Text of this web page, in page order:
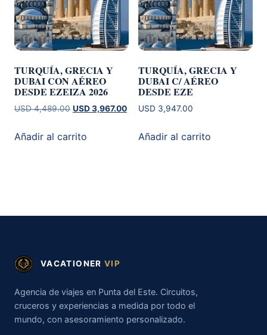
TURQUÍA, GRECIA Y
DUBAI CON AÉREO
DESDE EZEIZA 2026
USD4,489.00 El
original
USD3,967.00El
actual
Añadir al carrito
TURQUÍA, GRECIA Y
DUBAI C/ AÉREO
DESDE EZE
USD 3,947.00
Añadir al carrito
VACATIONER VIP
Agencia de viajes en Punta del Este. Circuitos,
cruceros y experiencias a medida por todo el
mundo, con asesoramiento personalizado.